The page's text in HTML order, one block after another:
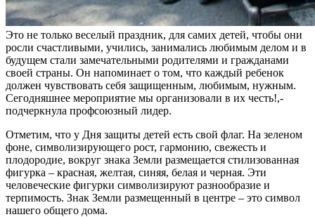
Это не только веселый праздник, для самих детей, чтобы они
росли счастливыми, учились, занимались любимым делом и в
будущем стали замечательными родителями и гражданами
своей страны. Он напоминает о том, что каждый ребенок
должен чувствовать себя защищенным, любимым, нужным.
Сегодняшнее мероприятие мы организовали в их честь!,-
подчеркнула профсоюзный лидер.
Отметим, что у Дня защиты детей есть свой флаг. На зеленом
фоне, символизирующего рост, гармонию, свежесть и
плодородие, вокруг знака Земли размещается стилизованная
фигурка – красная, желтая, синяя, белая и черная. Эти
человеческие фигурки символизируют разнообразие и
терпимость. Знак Земли размещенный в центре – это символ
нашего общего дома.